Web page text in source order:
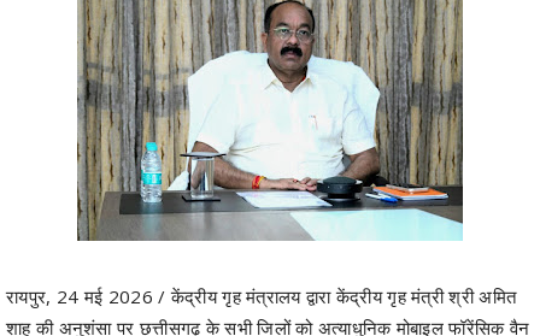
रायपुर, 24 मई 2026 / केंद्रीय गृह मंत्रालय द्वारा केंद्रीय गृह मंत्री श्री अमित
शाह की अनुशंसा पर छत्तीसगढ़ के सभी जिलों को अत्याधुनिक मोबाइल फॉरेंसिक वैन